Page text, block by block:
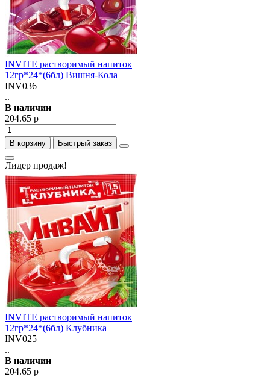
INVITE растворимый напиток
12гр*24*(6бл) Вишня-Кола
INV036
..
В наличии
204.65 р
В корзину Быстрый заказ
Лидер продаж!
INVITE растворимый напиток
12гр*24*(6бл) Клубника
INV025
..
В наличии
204.65 р